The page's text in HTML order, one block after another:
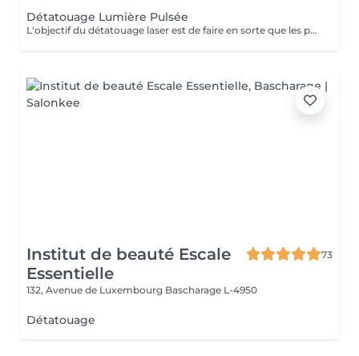
Détatouage Lumière Pulsée
L'objectif du détatouage laser est de faire en sorte que les particules d'encre soient digérables par l'organisme. Ainsi le faisceau d'énergie du laser vise le pigment et permet de le faire éclater. Il va ensuite être éliminé par les globules blancs. La quantité de séances dépendra du type d'encre, de la peau et de la technique utilisée par le professionnel qui a réalisé votre tatouage des sourcils. seulement un mois apres la première séance la praticienne pourra déterminer le numéro de séances nécessaires, dans. certaines cas une seule séance suffit comme dans certains outres nous pouvons besoin de trois ou plus. Les poils peuvent temporairement devenir blancs "en raison de l'élimination des pigments" explique l'experte. Cette décoloration est courante et temporaire (en quelques jours seulement, les sourcils retrouvent leur couleur d'origine).
Institut de beauté Escale
Essentielle
73
132, Avenue de Luxembourg Bascharage L-4950
Détatouage